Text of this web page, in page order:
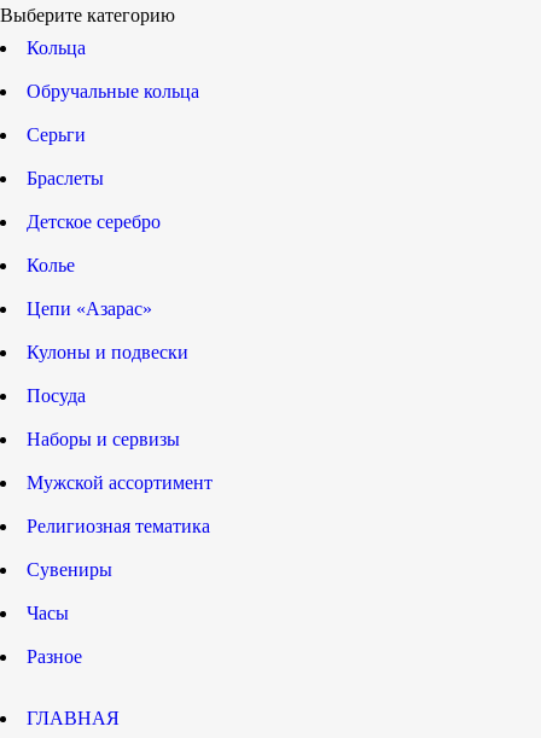
Выберите категорию
Кольца
Обручальные кольца
Серьги
Браслеты
Детское серебро
Колье
Цепи «Азарас»
Кулоны и подвески
Посуда
Наборы и сервизы
Мужской ассортимент
Религиозная тематика
Сувениры
Часы
Разное
ГЛАВНАЯ